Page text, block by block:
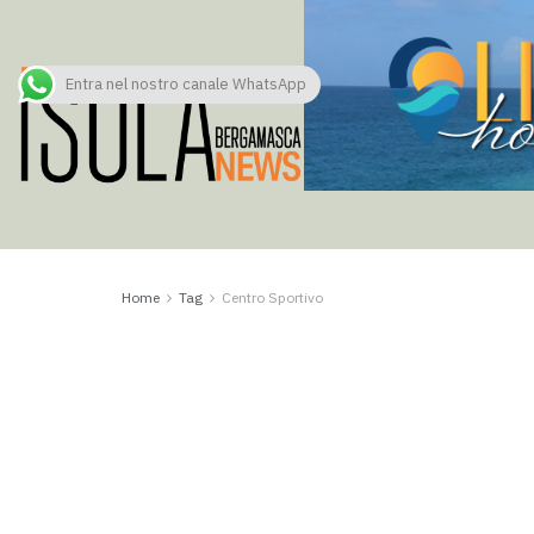
Home Tag Centro Sportivo
Entra nel nostro canale WhatsApp